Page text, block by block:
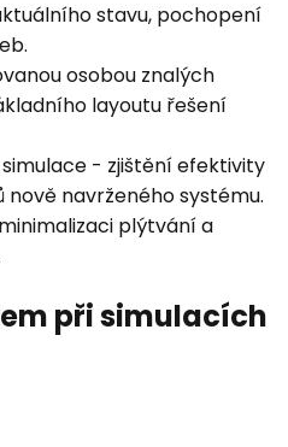
stavu, pochopení
osobou znalých
layoutu řešení
- zjištění efektivity
navrženého systému.
plýtvání a
při simulacích